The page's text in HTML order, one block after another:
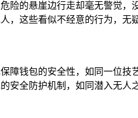
险的悬崖边行走却毫无警觉
，这些看似不经意的行为，无
障钱包的安全性，如同一位
安全防护机制，如同潜入无人